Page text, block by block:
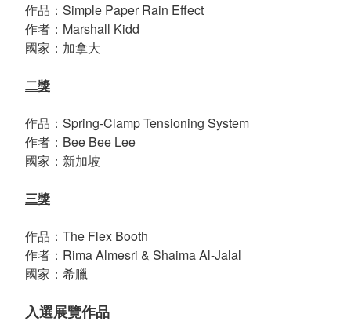
作品：Simple Paper Rain Effect
作者：Marshall Kidd
國家：加拿大
二獎
作品：Spring-Clamp Tensioning System
作者：Bee Bee Lee
國家：新加坡
三獎
作品：The Flex Booth
作者：Rima Almesri & Shaima Al-Jalal
國家：希臘
入選展覽作品